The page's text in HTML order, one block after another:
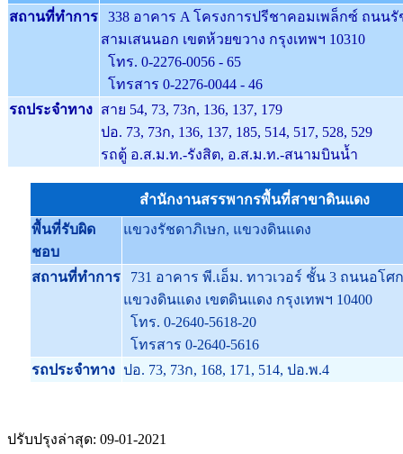
สถานที่ทำการ
338 อาคาร A โครงการปรีชาคอมเพล็กซ์ ถนน
สามเสนนอก เขตห้วยขวาง กรุงเทพฯ 10310
โทร. 0-2276-0056 - 65
โทรสาร 0-2276-0044 - 46
รถประจำทาง สาย 54, 73, 73ก, 136, 137, 179
ปอ. 73, 73ก, 136, 137, 185, 514, 517, 528, 529
รถตู้ อ.ส.ม.ท.-รังสิต, อ.ส.ม.ท.-สนามบินน้ำ
สำนักงานสรรพากรพื้นที่สาขาดินแดง
พื้นที่รับผิด
ชอบ
แขวงรัชดาภิเษก, แขวงดินแดง
สถานที่ทำการ
731 อาคาร พี.เอ็ม. ทาวเวอร์ ชั้น 3 ถนนอโศ
แขวงดินแดง เขตดินแดง กรุงเทพฯ 10400
โทร. 0-2640-5618-20
โทรสาร 0-2640-5616
รถประจำทาง ปอ. 73, 73ก, 168, 171, 514, ปอ.พ.4
ปรับปรุงล่าสุด: 09-01-2021